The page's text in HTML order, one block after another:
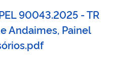
90043.2025 - TR
Andaimes, Painel